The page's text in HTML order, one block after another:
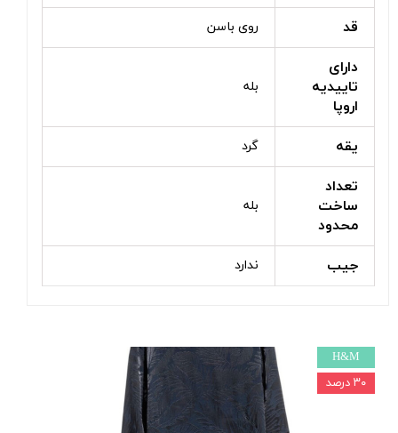
قد روی باسن
دارای
تاییدیه
اروپا
بله
یقه گرد
تعداد
ساخت
محدود
بله
جیب ندارد
H&M
۳۰ درصد